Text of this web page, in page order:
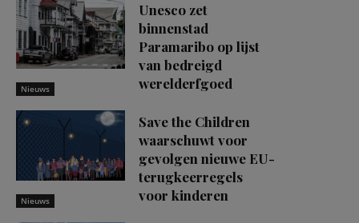
Nieuws
Unesco zet
binnenstad
Paramaribo op lijst
van bedreigd
werelderfgoed
Nieuws
Save the Children
waarschuwt voor
gevolgen nieuwe EU-
terugkeerregels
voor kinderen